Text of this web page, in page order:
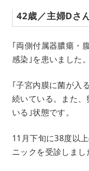
42歳／主婦Dさ
｢両側付属器膿瘍・
感染｣を患いました。
｢子宮内膜に菌が入
続いている。また
いる｣状態です。
11月下旬に38度以
ニックを受診しまし